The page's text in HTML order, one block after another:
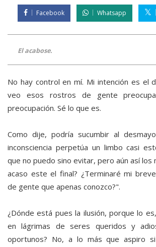
Facebook Whatsapp
El acabose.
No hay control en mí. Mi intención es el
veo esos rostros de gente
preocupación. Sé lo que es.
Como dije, podría sucumbir al
inconsciencia perpetúa un limbo casi
que no puedo sino evitar, pero aún así los
acaso este el final? ¿Terminaré mi
de gente que apenas conozco?".
¿Dónde está pues la ilusión, porque lo
en lágrimas de seres queridos y
oportunos? No, a lo más que aspiro